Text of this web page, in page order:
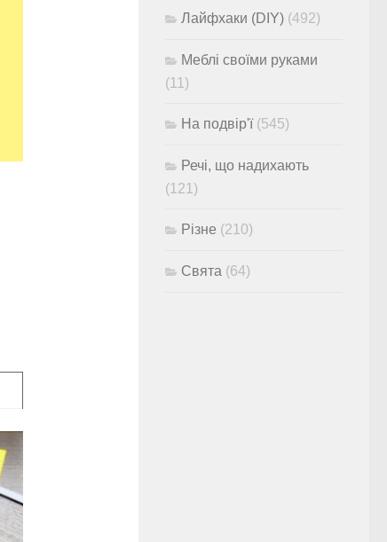
Лайфхаки (DIY) (492)
Меблі своїми руками
(11)
На подвір'ї(545)
Речі, що надихають
(121)
Різне (210)
Свята (64)